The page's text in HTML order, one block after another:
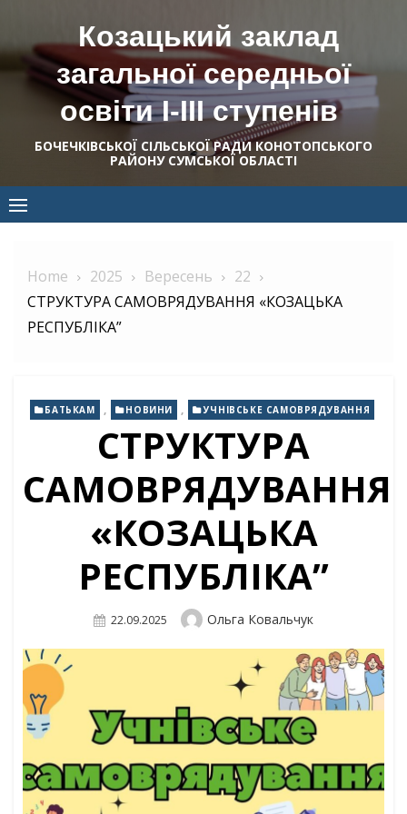
content
Козацький заклад
загальної середньої
освіти І-ІІІ ступенів
БОЧЕЧКІВСЬКОЇ СІЛЬСЬКОЇ РАДИ КОНОТОПСЬКОГО
РАЙОНУ СУМСЬКОЇ ОБЛАСТІ
Home 2025 Вересень
22
СТРУКТУРА САМОВРЯДУВАННЯ «КОЗАЦЬКА
РЕСПУБЛІКА”
БАТЬКАМ , НОВИНИ , УЧНІВСЬКЕ САМОВРЯДУВАННЯ
СТРУКТУРА
САМОВРЯДУВАННЯ
«КОЗАЦЬКА
РЕСПУБЛІКА”
Posted
22.09.2025 Author
Ольга Ковальчук